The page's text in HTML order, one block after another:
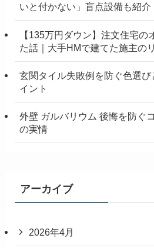
いと付かない」盲点設備も紹介
【135万円ダウン】注文住宅の
た話｜大手HMで建てた施主の
玄関タイル失敗例を防ぐ色選
イント
外壁 ガルバリウム 後悔を防ぐ
の実情
アーカイブ
2026年4月